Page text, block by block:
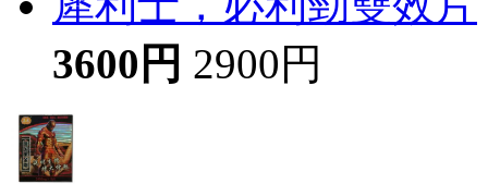
3600円 2900円